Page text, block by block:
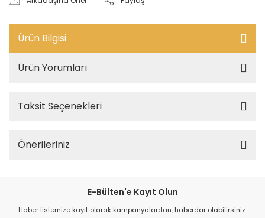
Ürün Bilgisi
Ürün Yorumları
Taksit Seçenekleri
Önerileriniz
E-Bülten'e Kayıt Olun
Haber listemize kayıt olarak kampanyalardan, haberdar olabilirsiniz.